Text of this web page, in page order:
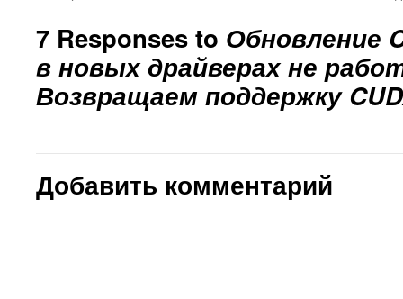
7 Responses to Обновление
в новых драйверах не
Возвращаем поддержку
Добавить комментарий